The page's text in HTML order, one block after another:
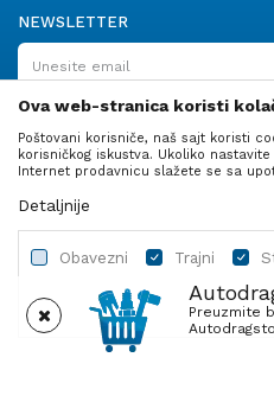
Preuzmite
NEWSLETTER
PRATITE NAS
Autodelovi
Ova web-stranica koristi
Poštovani korisniče, naš sajt koristi
korisničkog iskustva. Ukoliko
Internet prodavnicu slažete se sa
Detaljnije
Obavezni Trajni